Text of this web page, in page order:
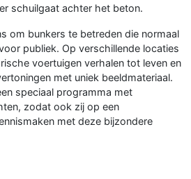
schuilgaat achter het beton.
om bunkers te betreden die normaal
publiek. Op verschillende locaties
voertuigen verhalen tot leven en
met uniek beeldmateriaal.
speciaal programma met
zodat ook zij op een
met deze bijzondere